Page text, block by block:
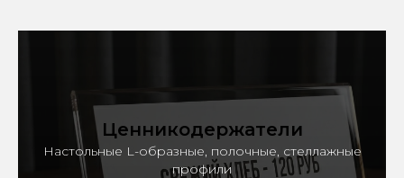
Ценникодержатели
Настольные L-образные, полочные, стеллажные
профили